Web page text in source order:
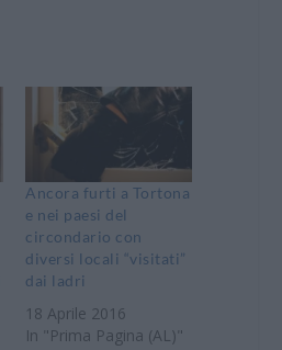
Ancora furti a Tortona
e nei paesi del
circondario con
diversi locali “visitati”
dai ladri
18 Aprile 2016
In "Prima Pagina (AL)"